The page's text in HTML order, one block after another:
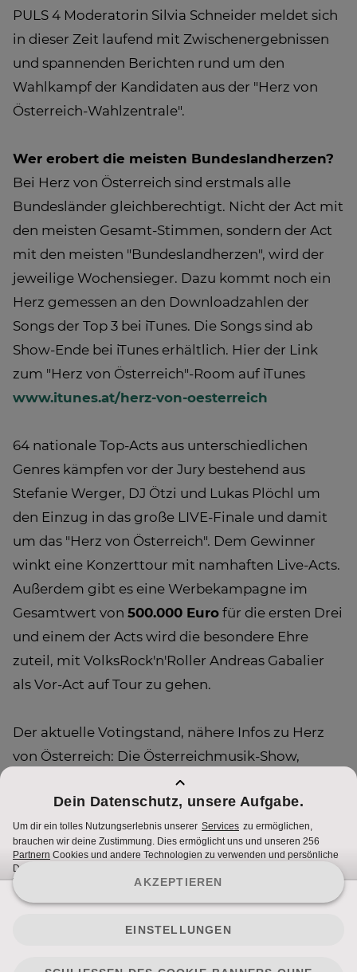
PULS 4 Moderatorin Silvia Schneider meldet sich
in dieser Zeit laufend mit Zwischenergebnissen
und spannenden Berichten rund um den
Wahlkampf der Kandidaten aus der "Herz von
Österreich-Wahlzentrale".
Wer erobert die meisten Bundeslandherzen?
Bei Herz von Österreich sind erstmals alle
Bundesländer gleichberechtigt. Nicht der Act mit
den meisten Gesamt-Stimmen, sondern der Act
mit den meisten "Bundeslandherzen", wird der
jeweilige Wochensieger. Dazu kommt noch ein
Herz gemessen an den Downloadzahlen der
Songs der Top 3 bei iTunes. Die Songs sind ab
Show-Ende bei iTunes erhältlich. Hier der Link
zum "Herz von Österreich"-Room auf iTunes
www.itunes.at/herz-von-oesterreich
64 nationale Top-Acts aus unterschiedlichen
Genres kämpfen vor der Jury bestehend aus
Stefanie Werger, DJ Ötzi und Lukas Plöchl um
den Einzug in das große LIVE-Finale und damit
um das "Herz von Österreich". Dem Gewinner
winkt eine Konzerttour mit namhaften Live-Acts.
Außerdem gibt es eine Werbekampagne im
Gesamtwert von 500.000 Euro für die ersten Drei
und einem der Acts wird die besondere Ehre
zuteil, mit VolksRock'n'Roller Andreas Gabalier
als Vor-Act auf Tour zu gehen.
Der aktuelle Votingstand, nähere Infos zu Herz
von Österreich: Die Österreichmusik-Show,
Videomaterial und Infos zu den Top 64 Acts
finden Sie auch unterherz.puls4.com